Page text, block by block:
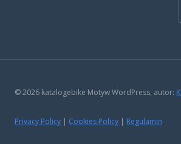
© 2026 katalogebike Motyw WordPress, autor:
Privacy Policy | Cookies Policy | Regulamin